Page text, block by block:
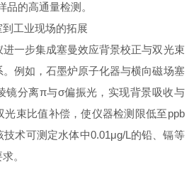
品的高通量检测。
工业现场的拓展
一步集成塞曼效应背景校正与双光束
例如，石墨炉原子化器与横向磁场塞
镜分离π与σ偏振光，实现背景吸收与
光束比值补偿，使仪器检测限低至ppb
术可测定水体中0.01μg/L的铅、镉等
。